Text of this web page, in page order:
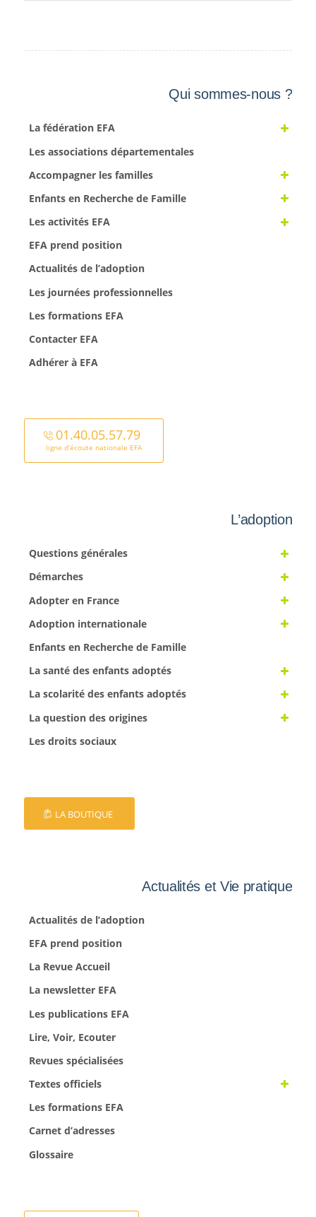
Qui sommes-nous ?
La fédération EFA
Les associations départementales
Accompagner les familles
Enfants en Recherche de Famille
Les activités EFA
EFA prend position
Actualités de l’adoption
Les journées professionnelles
Les formations EFA
Contacter EFA
Adhérer à EFA
01.40.05.57.79
ligne d’écoute nationale EFA
L’adoption
Questions générales
Démarches
Adopter en France
Adoption internationale
Enfants en Recherche de Famille
La santé des enfants adoptés
La scolarité des enfants adoptés
La question des origines
Les droits sociaux
LA BOUTIQUE
Actualités et Vie pratique
Actualités de l’adoption
EFA prend position
La Revue Accueil
La newsletter EFA
Les publications EFA
Lire, Voir, Ecouter
Revues spécialisées
Textes officiels
Les formations EFA
Carnet d’adresses
Glossaire